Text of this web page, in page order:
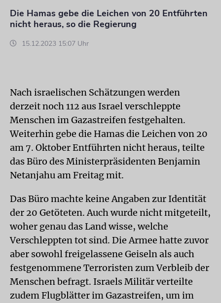
Die Hamas gebe die Leichen von 20 Entführten
nicht heraus, so die Regierung
15.12.2023 15:07 Uhr
Nach israelischen Schätzungen werden
derzeit noch 112 aus Israel verschleppte
Menschen im Gazastreifen festgehalten.
Weiterhin gebe die Hamas die Leichen von 20
am 7. Oktober Entführten nicht heraus, teilte
das Büro des Ministerpräsidenten Benjamin
Netanjahu am Freitag mit.
Das Büro machte keine Angaben zur Identität
der 20 Getöteten. Auch wurde nicht mitgeteilt,
woher genau das Land wisse, welche
Verschleppten tot sind. Die Armee hatte zuvor
aber sowohl freigelassene Geiseln als auch
festgenommene Terroristen zum Verbleib der
Menschen befragt. Israels Militär verteilte
zudem Flugblätter im Gazastreifen, um im